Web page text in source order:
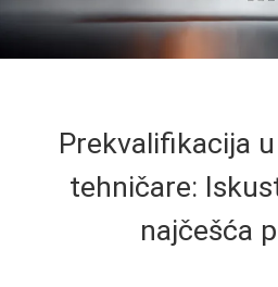
Prekvalifikacija
tehničare:
najčešća